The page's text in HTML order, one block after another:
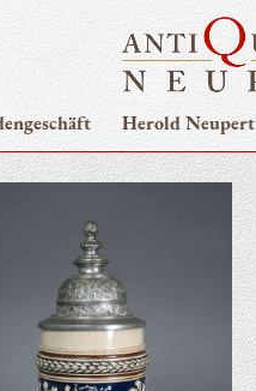
Herold Neupert